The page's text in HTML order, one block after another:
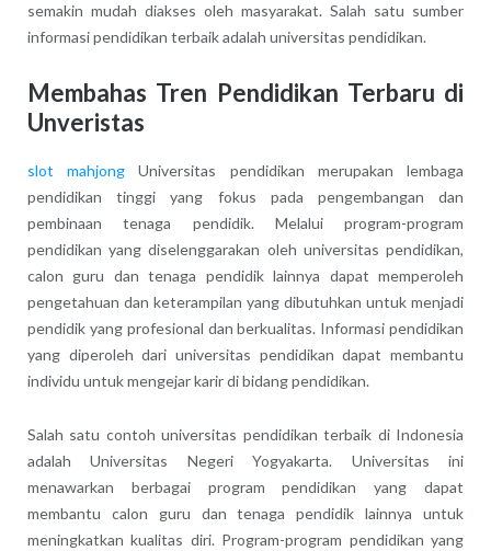
semakin mudah diakses oleh masyarakat. Salah satu sumber
informasi pendidikan terbaik adalah universitas pendidikan.
Membahas Tren Pendidikan Terbaru di
Unveristas
slot mahjong Universitas pendidikan merupakan lembaga
pendidikan tinggi yang fokus pada pengembangan dan
pembinaan tenaga pendidik. Melalui program-program
pendidikan yang diselenggarakan oleh universitas pendidikan,
calon guru dan tenaga pendidik lainnya dapat memperoleh
pengetahuan dan keterampilan yang dibutuhkan untuk menjadi
pendidik yang profesional dan berkualitas. Informasi pendidikan
yang diperoleh dari universitas pendidikan dapat membantu
individu untuk mengejar karir di bidang pendidikan.
Salah satu contoh universitas pendidikan terbaik di Indonesia
adalah Universitas Negeri Yogyakarta. Universitas ini
menawarkan berbagai program pendidikan yang dapat
membantu calon guru dan tenaga pendidik lainnya untuk
meningkatkan kualitas diri. Program-program pendidikan yang